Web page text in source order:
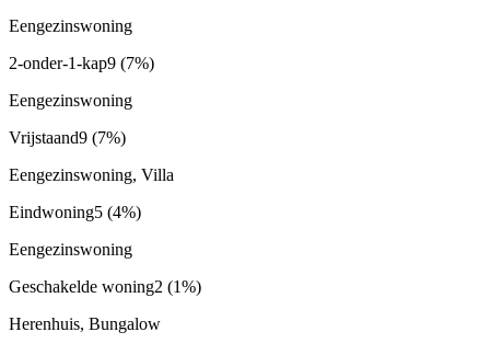
Eengezinswoning
2-onder-1-kap9 (7%)
Eengezinswoning
Vrijstaand9 (7%)
Eengezinswoning, Villa
Eindwoning5 (4%)
Eengezinswoning
Geschakelde woning2 (1%)
Herenhuis, Bungalow